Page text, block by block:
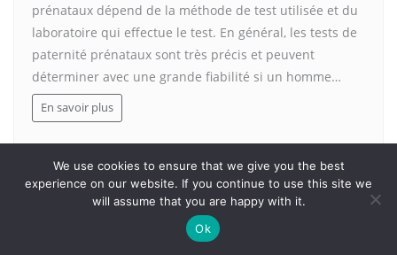
prénataux dépend de la méthode de test utilisée et du
laboratoire qui effectue le test. En général, les tests de
paternité prénataux sont très précis et peuvent
déterminer avec une grande fiabilité si un homme…
En savoir plus
We use cookies to ensure that we give you the best
experience on our website. If you continue to use this site we
will assume that you are happy with it.
Ok